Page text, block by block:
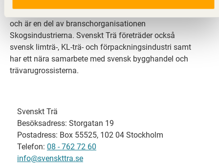
Svenskt Trä representerar svensk sågverksindustri
och är en del av branschorganisationen
Skogsindustrierna. Svenskt Trä företräder också
svensk limträ-, KL-trä- och förpackningsindustri samt
har ett nära samarbete med svensk bygghandel och
trävarugrossisterna.
Svenskt Trä
Besöksadress: Storgatan 19
Postadress: Box 55525, 102 04 Stockholm
Telefon: 08 - 762 72 60
info@svenskttra.se